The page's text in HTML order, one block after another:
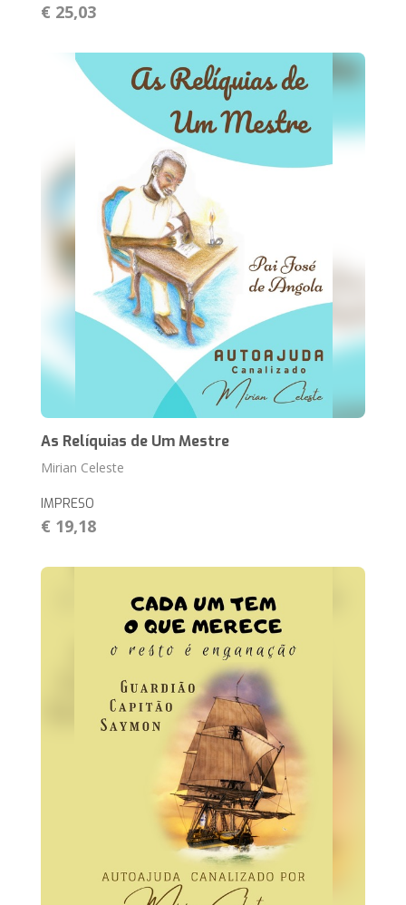
€ 25,03
As Relíquias de Um Mestre
Mirian Celeste
IMPRESO
€ 19,18